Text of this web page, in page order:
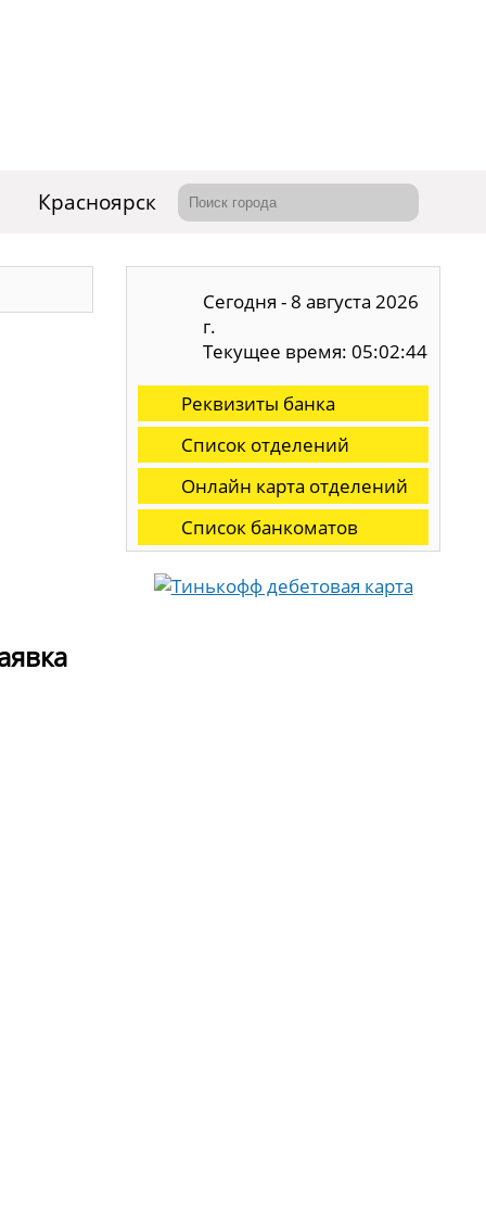
Красноярск
Сегодня - 8 августа 2026
г.
Текущее время: 05:02:45
Реквизиты банка
Список отделений
Онлайн карта отделений
Список банкоматов